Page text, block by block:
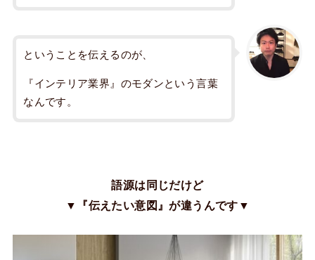
ということを伝えるのが、
『インテリア業界』のモダンという言葉
なんです。
語源は同じだけど
▼『伝えたい意図』が違うんです▼